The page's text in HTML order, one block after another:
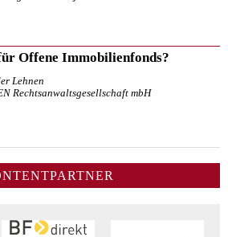
Offene Immobilienfonds?
Lehnen
Rechtsanwaltsgesellschaft mbH